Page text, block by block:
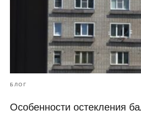
БЛОГ
Особенности остекления